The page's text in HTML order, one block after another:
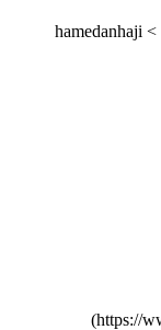
>
hamedanhaji